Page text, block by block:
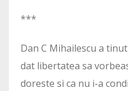
***
Dan C Mihailescu a
dat libertatea sa
doreste si ca nu i-a